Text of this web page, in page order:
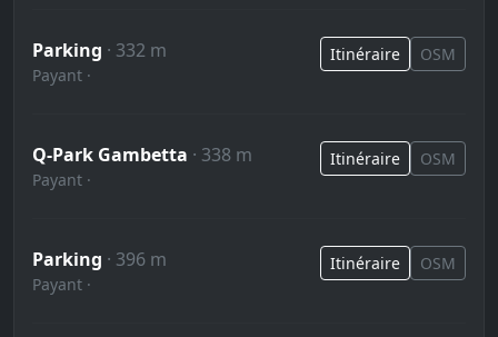
Parking · 332 m
Payant ·
Itinéraire OSM
Q-Park Gambetta · 338 m
Payant ·
Itinéraire OSM
Parking · 396 m
Payant ·
Itinéraire OSM